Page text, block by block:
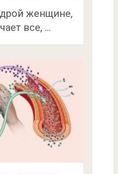
женщине,
все, …